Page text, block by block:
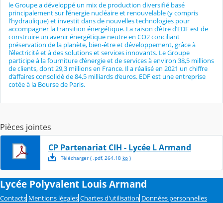
le Groupe a développé un mix de production diversifié basé
principalement sur l’énergie nucléaire et renouvelable (y compris
l’hydraulique) et investit dans de nouvelles technologies pour
accompagner la transition énergétique. La raison d’être d’EDF est de
construire un avenir énergétique neutre en CO2 conciliant
préservation de la planète, bien-être et développement, grâce à
l’électricité et à des solutions et services innovants. Le Groupe
participe à la fourniture d’énergie et de services à environ 38,5 millions
de clients, dont 29,3 millions en France. Il a réalisé en 2021 un chiffre
d’affaires consolidé de 84,5 milliards d’euros. EDF est une entreprise
cotée à la Bourse de Paris.
Pièces jointes
CP Partenariat CIH - Lycée L Armand
Télécharger( .pdf, 264.18 ko)
Lycée Polyvalent Louis Armand
Contacts Mentions légales Chartes d'utilisation Données personnelles